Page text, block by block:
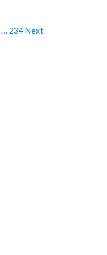
… 234Next